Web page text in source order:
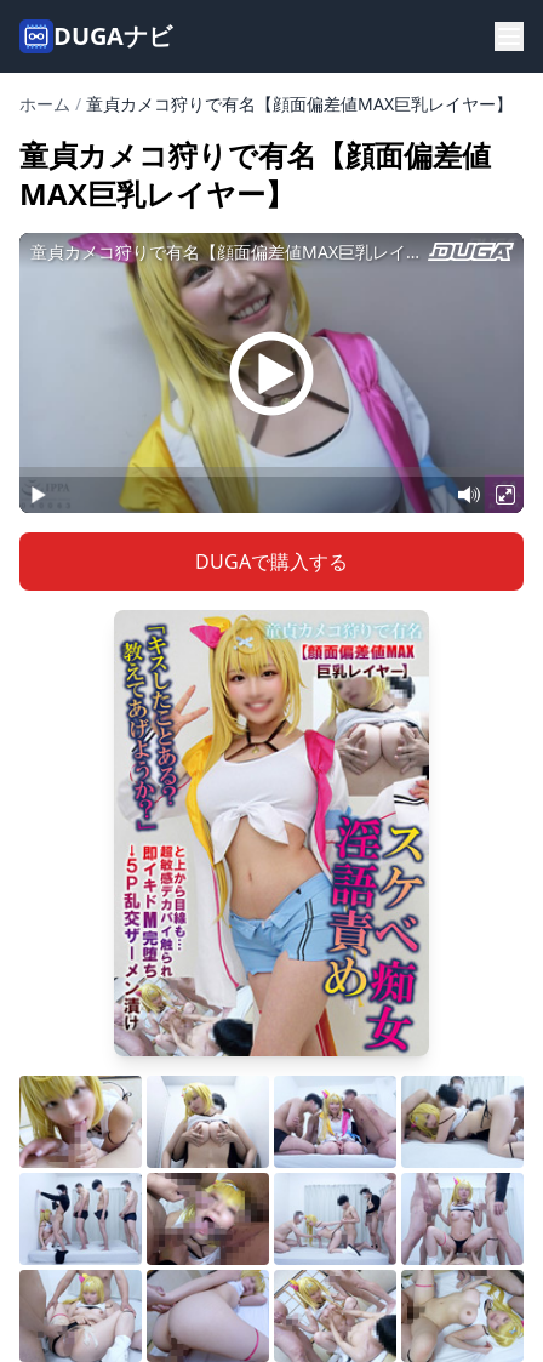
DUGAナビ
ホーム / 童貞カメコ狩りで有名【顔面偏差値MAX巨乳レイヤー】
童貞カメコ狩りで有名【顔面偏差値
MAX巨乳レイヤー】
DUGAで購入する